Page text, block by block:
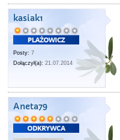
kasiak1
Posty: 7
Dołączył(a): 21.07.2014
Aneta79